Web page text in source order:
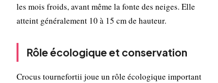
les mois froids, avant même la fonte des neiges. Elle
atteint généralement 10 à 15 cm de hauteur.
Rôle écologique et conservation
Crocus tournefortii joue un rôle écologique important